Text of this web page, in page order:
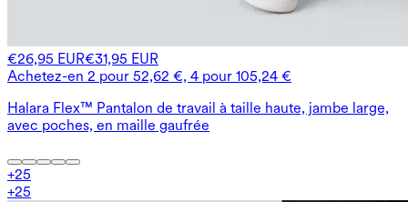
€26,95 EUR€31,95 EUR
Achetez-en 2 pour 52,62 €, 4 pour 105,24 €
Halara Flex™ Pantalon de travail à taille haute, jambe large,
avec poches, en maille gaufrée
+25
+25